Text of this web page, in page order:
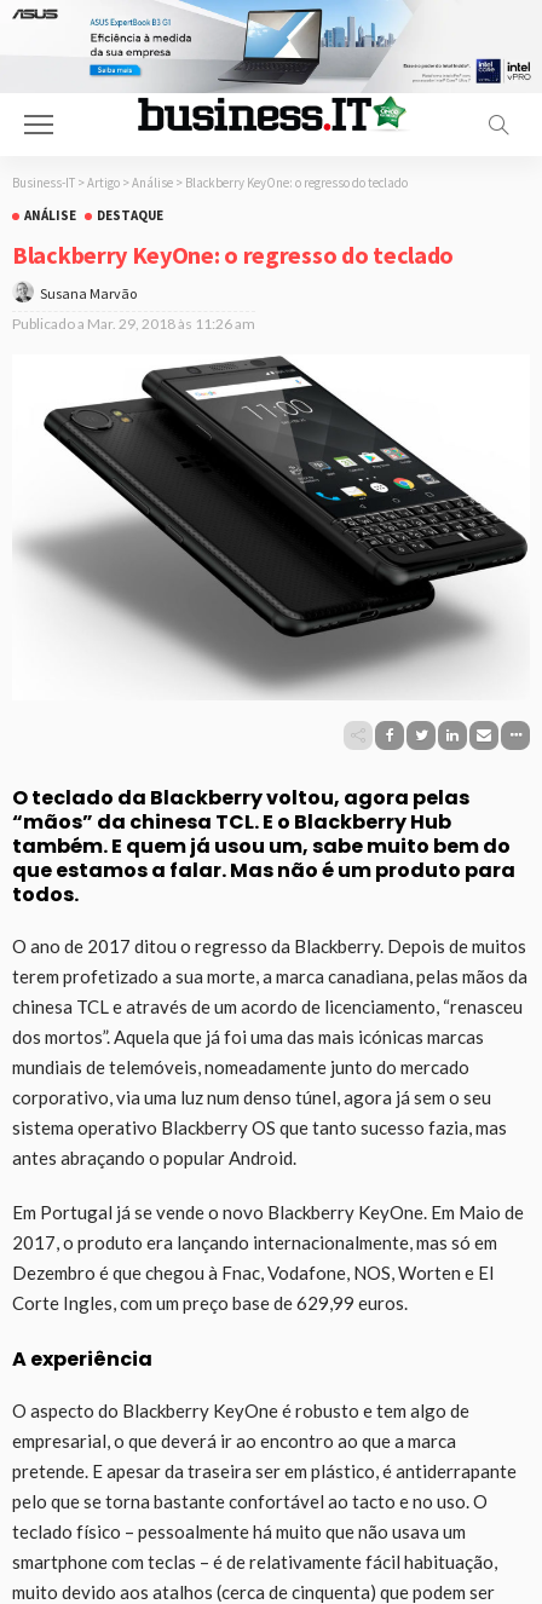
Business-IT > Artigo > Análise > Blackberry KeyOne: o regresso do teclado
ANÁLISE
DESTAQUE
Blackberry KeyOne: o regresso do teclado
Susana Marvão
Publicado a Mar. 29, 2018 às 11:26 am
O teclado da Blackberry voltou, agora pelas
“mãos” da chinesa TCL. E o Blackberry Hub
também. E quem já usou um, sabe muito bem do
que estamos a falar. Mas não é um produto para
todos.
O ano de 2017 ditou o regresso da Blackberry. Depois de muitos
terem profetizado a sua morte, a marca canadiana, pelas mãos da
chinesa TCL e através de um acordo de licenciamento, “renasceu
dos mortos”. Aquela que já foi uma das mais icónicas marcas
mundiais de telemóveis, nomeadamente junto do mercado
corporativo, via uma luz num denso túnel, agora já sem o seu
sistema operativo Blackberry OS que tanto sucesso fazia, mas
antes abraçando o popular Android.
Em Portugal já se vende o novo Blackberry KeyOne. Em Maio de
2017, o produto era lançando internacionalmente, mas só em
Dezembro é que chegou à Fnac, Vodafone, NOS, Worten e El
Corte Ingles, com um preço base de 629,99 euros.
A experiência
O aspecto do Blackberry KeyOne é robusto e tem algo de
empresarial, o que deverá ir ao encontro ao que a marca
pretende. E apesar da traseira ser em plástico, é antiderrapante
pelo que se torna bastante confortável ao tacto e no uso. O
teclado físico – pessoalmente há muito que não usava um
smartphone com teclas – é de relativamente fácil habituação,
muito devido aos atalhos (cerca de cinquenta) que podem ser